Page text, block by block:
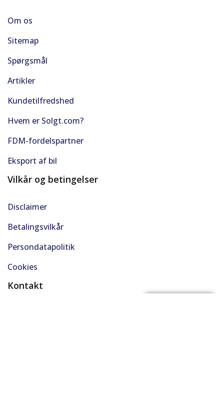
Om os
Sitemap
Spørgsmål
Artikler
Kundetilfredshed
Hvem er Solgt.com?
FDM-fordelspartner
Eksport af bil
Vilkår og betingelser
Disclaimer
Betalingsvilkår
Persondatapolitik
Cookies
Kontakt